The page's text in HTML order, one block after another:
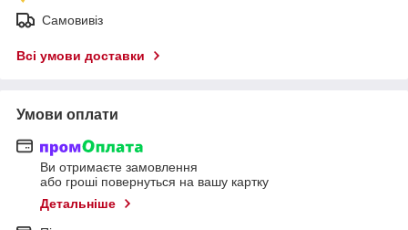
Самовивіз
Всі умови доставки
Умови оплати
Ви отримаєте замовлення
або гроші повернуться на вашу картку
Детальніше